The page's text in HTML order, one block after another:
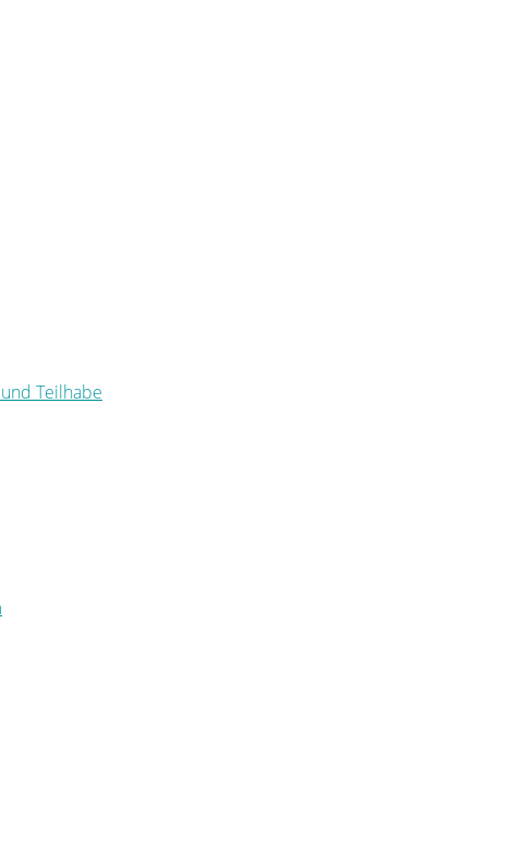
Teilhabe